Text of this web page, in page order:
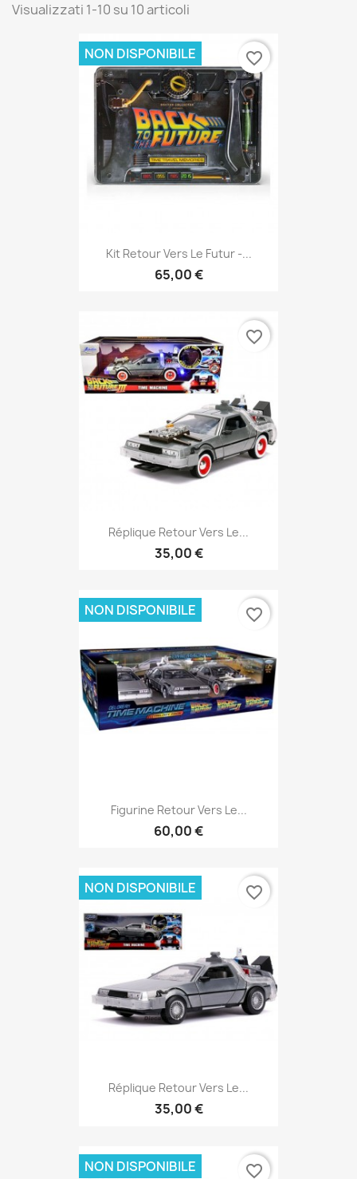
Visualizzati 1-10 su 10 articoli
Kit Retour Vers Le Futur -...
65,00 €
NON DISPONIBILE favorite_border
Réplique Retour Vers Le...
35,00 €
favorite_border
Figurine Retour Vers Le...
60,00 €
NON DISPONIBILE favorite_border
Réplique Retour Vers Le...
35,00 €
NON DISPONIBILE favorite_border
NON DISPONIBILE favorite_border